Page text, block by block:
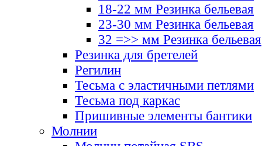
18-22 мм Резинка бельевая
23-30 мм Резинка бельевая
32 =>> мм Резинка бельевая
Резинка для бретелей
Регилин
Тесьма с эластичными петлями
Тесьма под каркас
Пришивные элементы бантики
Молнии